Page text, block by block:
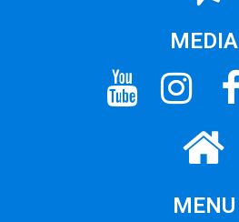
MEDIA
MENU